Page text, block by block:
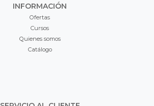
INFORMACIÓN
Ofertas
Cursos
Quienes somos
Catálogo